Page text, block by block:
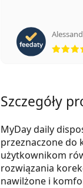
Szczegóły
MyDay daily
przeznaczone do
użytkownikom
rozwiązania
nawilżone i